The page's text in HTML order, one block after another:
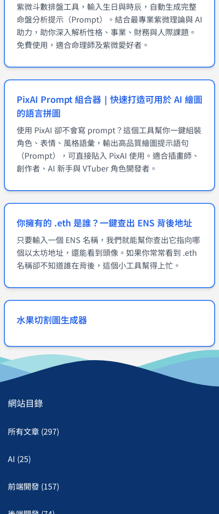
紫微斗數排盤工具，輸入生日與時辰，自動生成完整
命盤分析提示（Prompt）。結合最專業紫微理論與 AI
助力，助你深入解析性格、事業、財務與人際課題。
免費使用，適合命理師及紫微愛好者。
PixAI Prompt 組合器｜快速打造可用於 AI 繪圖
的語言拼圖
使用 PixAI 卻不會寫 prompt？這個工具幫你一鍵組裝
角色、表情、風格語彙，輸出高品質繪圖提示語句
（Prompt），可直接貼入 PixAI 使用。適合插畫師、
創作者、AI 新手與 VTuber 角色開發者。
你擁有的 .eth 是誰？一鍵查出 ENS 背後地址
只要輸入一個 ENS 名稱，我們就能幫你查出它指向哪
個以太坊地址，還能看到頭像。如果你常常看到 .eth
名稱卻不知道誰在背後，這個小工具幫得上忙。
水果切割圖生成器
網站目錄
所有文章 (297)
AI (25)
前端開發 (157)